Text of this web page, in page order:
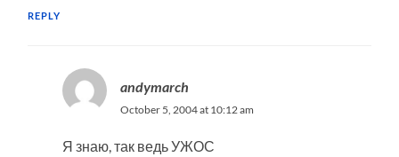
REPLY
andymarch
October 5, 2004 at 10:12 am
Я знаю, так ведь УЖОС